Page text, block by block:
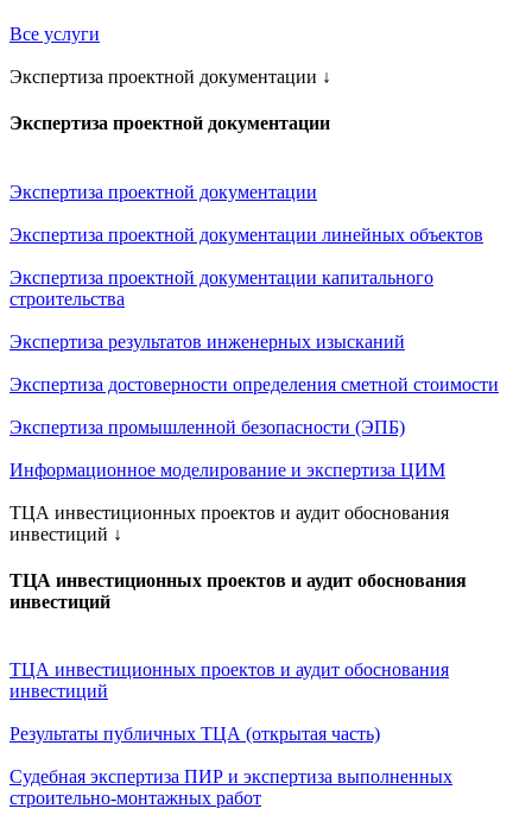
Все услуги
Экспертиза проектной документации ↓
Экспертиза проектной документации
Экспертиза проектной документации
Экспертиза проектной документации линейных объектов
Экспертиза проектной документации капитального
строительства
Экспертиза результатов инженерных изысканий
Экспертиза достоверности определения сметной стоимости
Экспертиза промышленной безопасности (ЭПБ)
Информационное моделирование и экспертиза ЦИМ
ТЦА инвестиционных проектов и аудит обоснования
инвестиций ↓
ТЦА инвестиционных проектов и аудит обоснования
инвестиций
ТЦА инвестиционных проектов и аудит обоснования
инвестиций
Результаты публичных ТЦА (открытая часть)
Судебная экспертиза ПИР и экспертиза выполненных
строительно-монтажных работ